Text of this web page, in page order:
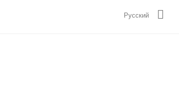
Русский 